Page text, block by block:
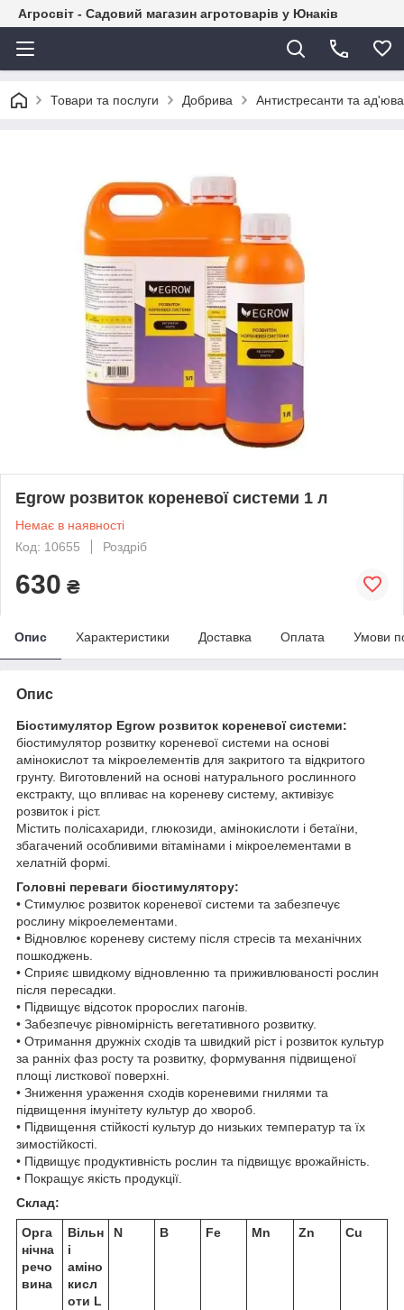
Агросвіт - Садовий магазин агротоварів у Юнаків
Товари та послуги Добрива Антистресанти та
Egrow розвиток кореневої системи 1 л
Немає в наявності
Код: 10655
Роздріб
630 ₴
Опис Характеристики Доставка Оплата Умови
Опис
Біостимулятор Egrow розвиток кореневої системи:
біостимулятор розвитку кореневої системи на основі
амінокислот та мікроелементів для закритого та відкритого
грунту. Виготовлений на основі натурального рослинного
екстракту, що впливає на кореневу систему, активізує
розвиток і ріст.
Містить полісахариди, глюкозиди, амінокислоти і бетаїни,
збагачений особливими вітамінами і мікроелементами в
хелатній формі.
Головні переваги біостимулятору:
• Стимулює розвиток кореневої системи та забезпечує
рослину мікроелементами.
• Відновлює кореневу систему після стресів та механічних
пошкоджень.
• Сприяє швидкому відновленню та приживлюваності рослин
після пересадки.
• Підвищує відсоток пророслих пагонів.
• Забезпечує рівномірність вегетативного розвитку.
• Отримання дружніх сходів та швидкий ріст і розвиток культур
за ранніх фаз росту та розвитку, формування підвищеної
площі листкової поверхні.
• Зниження ураження сходів кореневими гнилями та
підвищення імунітету культур до хвороб.
• Підвищення стійкості культур до низьких температур та їх
зимостійкості.
• Підвищує продуктивність рослин та підвищує врожайність.
• Покращує якість продукції.
Склад:
Орга
нічна
речо
вина
Вільн
і
аміно
кисл
оти L
N B Fe Mn Zn Cu